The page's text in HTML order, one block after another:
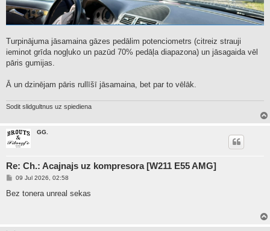
Turpinājuma jāsamaina gāzes pedālim potenciometrs (citreiz strauji
ieminot grīda nogļuko un pazūd 70% pedāļa diapazona) un jāsagaida vēl
pāris gumijas.
Ā un dzinējam pāris rullīšī jāsamaina, bet par to vēlāk.
Sodit slidgultnus uz spiediena
GG.
Re: Ch.: Acajnajs uz kompresora [W211 E55 AMG]
P
s
09 Jul 2026, 02:58
Bez tonera unreal sekas